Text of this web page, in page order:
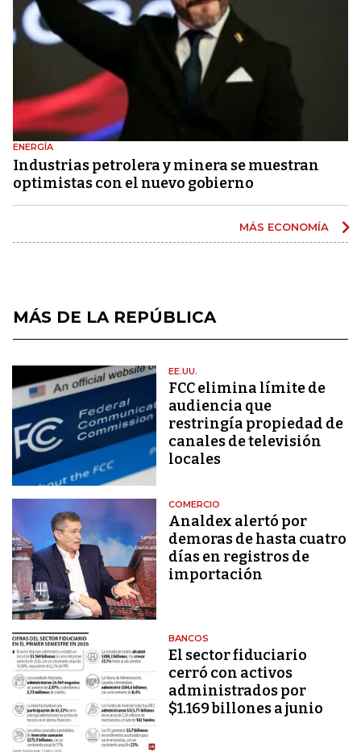
ENERGÍA
Industrias petrolera y minera se muestran
optimistas con el nuevo gobierno
MÁS ECONOMÍA
MÁS DE LA REPÚBLICA
EE.UU.
FCC elimina límite de
audiencia que
restringía propiedad de
canales de televisión
locales
COMERCIO
Analdex alertó por
demoras de hasta cuatro
días en registros de
importación
BANCOS
El sector fiduciario
cerró con activos
administrados por
$1.169 billones a junio